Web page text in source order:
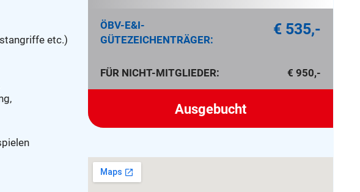
etc.)
ÖBV-E&I-
GÜTEZEICHENTRÄGER:
€ 535,-
FÜR NICHT-MITGLIEDER: € 950,-